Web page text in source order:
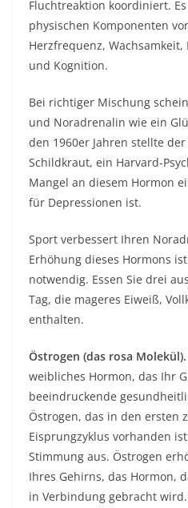
Fluchtreaktion koordiniert.
physischen Komponenten
Herzfrequenz,
und Kognition.
Bei richtiger Mischung
und Noradrenalin wie ein
den 1960er Jahren stellte
Schildkraut, ein Harvard-
Mangel an diesem Hormon
für Depressionen ist.
Sport verbessert Ihren
Erhöhung dieses Hormons
notwendig. Essen Sie drei
Tag, die mageres Eiweiß,
enthalten.
Östrogen (das rosa Molekül).
weibliches Hormon, das Ihr
beeindruckende
Östrogen, das in den ersten
Eisprungzyklus vorhanden
Stimmung aus. Östrogen
Ihres Gehirns, das Hormon,
in Verbindung gebracht